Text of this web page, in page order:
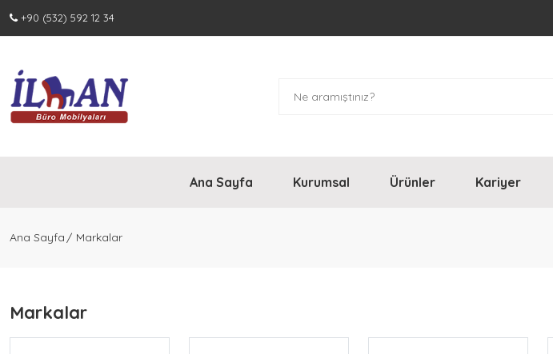
+90 (532) 592 12 34
Ana Sayfa Kurumsal Ürünler Kariyer
Ürünler
Vip Makam Takımları
Yönetici Takımları
Dosya Dolapları
Ana Sayfa Markalar
Markalar